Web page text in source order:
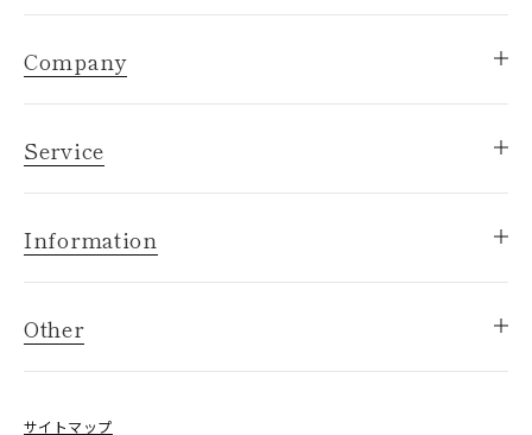
Company
Service
Information
Other
サイトマップ